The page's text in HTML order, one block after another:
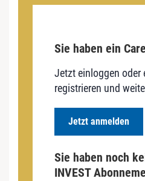
Sie haben ein
Jetzt einloggen oder
registrieren und
Jetzt anmelden
Sie haben noch
INVEST